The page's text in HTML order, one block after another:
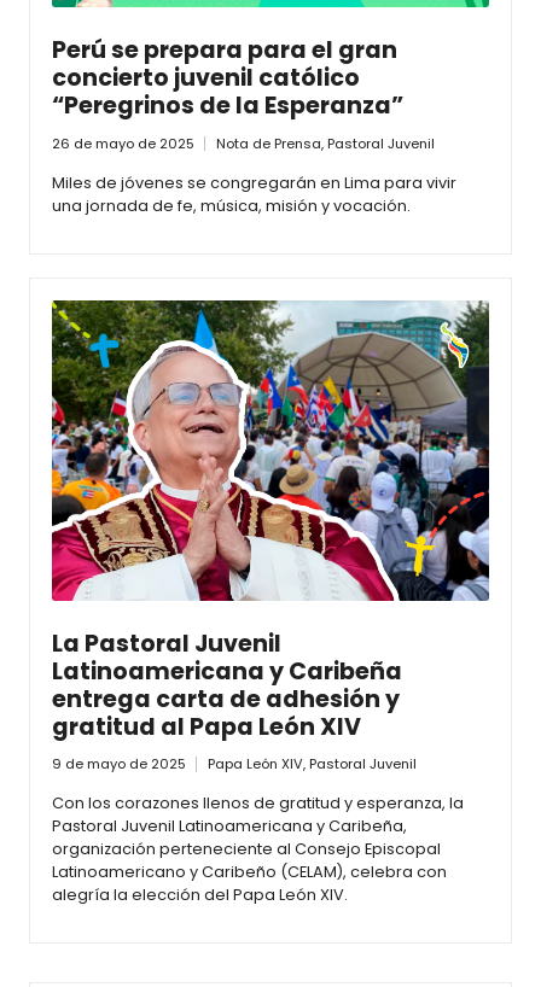
Perú se prepara para el gran
concierto juvenil católico
“Peregrinos de la Esperanza”
26 de mayo de 2025 Nota de Prensa,Pastoral Juvenil
Miles de jóvenes se congregarán en Lima para vivir
una jornada de fe, música, misión y vocación.
La Pastoral Juvenil
Latinoamericana y Caribeña
entrega carta de adhesión y
gratitud al Papa León XIV
9 de mayo de 2025 Papa León XIV,Pastoral Juvenil
Con los corazones llenos de gratitud y esperanza, la
Pastoral Juvenil Latinoamericana y Caribeña,
organización perteneciente al Consejo Episcopal
Latinoamericano y Caribeño (CELAM), celebra con
alegría la elección del Papa León XIV.